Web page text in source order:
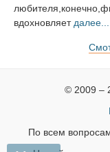
вдохновляет далее...
© 2009 –
По всем